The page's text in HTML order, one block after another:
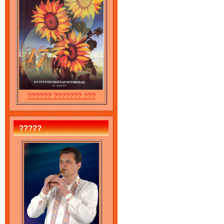
?????? ??????? ???
?????